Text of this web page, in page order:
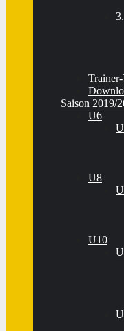
Saison 2019/
U6
U8
U10